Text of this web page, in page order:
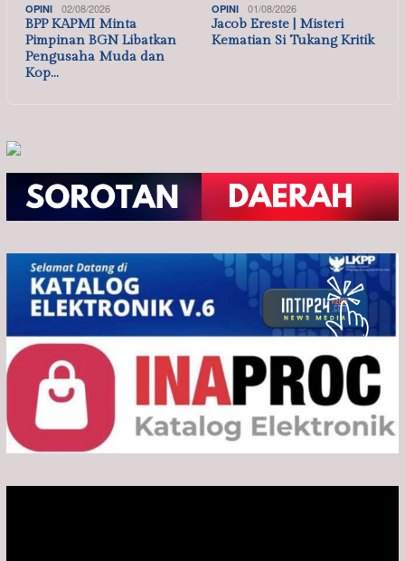
OPINI 02/08/2026
BPP KAPMI Minta
Pimpinan BGN Libatkan
Pengusaha Muda dan
Kop…
OPINI 01/08/2026
Jacob Ereste | Misteri
Kematian Si Tukang Kritik